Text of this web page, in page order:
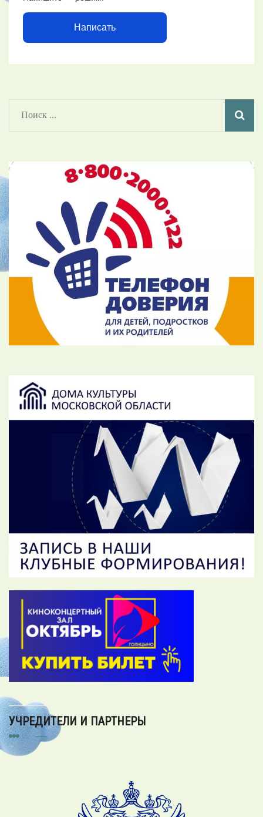
Написать
УЧРЕДИТЕЛИ И ПАРТНЕРЫ